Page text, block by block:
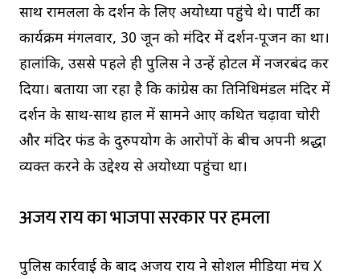
साथ रामलला के दर्शन के लिए अयोध्या पहुंचे थे। पार्टी का
कार्यक्रम मंगलवार, 30 जून को मंदिर में दर्शन-पूजन का था।
हालांकि, उससे पहले ही पुलिस ने उन्हें होटल में नजरबंद कर
दिया। बताया जा रहा है कि कांग्रेस का प्रतिनिधिमंडल मंदिर में
दर्शन के साथ-साथ हाल में सामने आए कथित चढ़ावा चोरी
और मंदिर फंड के दुरुपयोग के आरोपों के बीच अपनी श्रद्धा
व्यक्त करने के उद्देश्य से अयोध्या पहुंचा था।
अजय राय का भाजपा सरकार पर हमला
पुलिस कार्रवाई के बाद अजय राय ने सोशल मीडिया मंच X